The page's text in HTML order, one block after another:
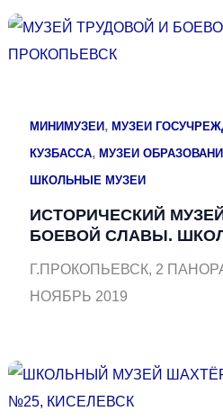
МИНИМУЗЕИ ,МУЗЕИ
КУЗБАССА,МУЗЕИ
ШКОЛЬНЫЕ МУЗЕИ
ИСТОРИЧЕСКИЙ
БОЕВОЙ СЛАВЫ.
Г.ПРОКОПЬЕВСК, 2
НОЯБРЬ 2019